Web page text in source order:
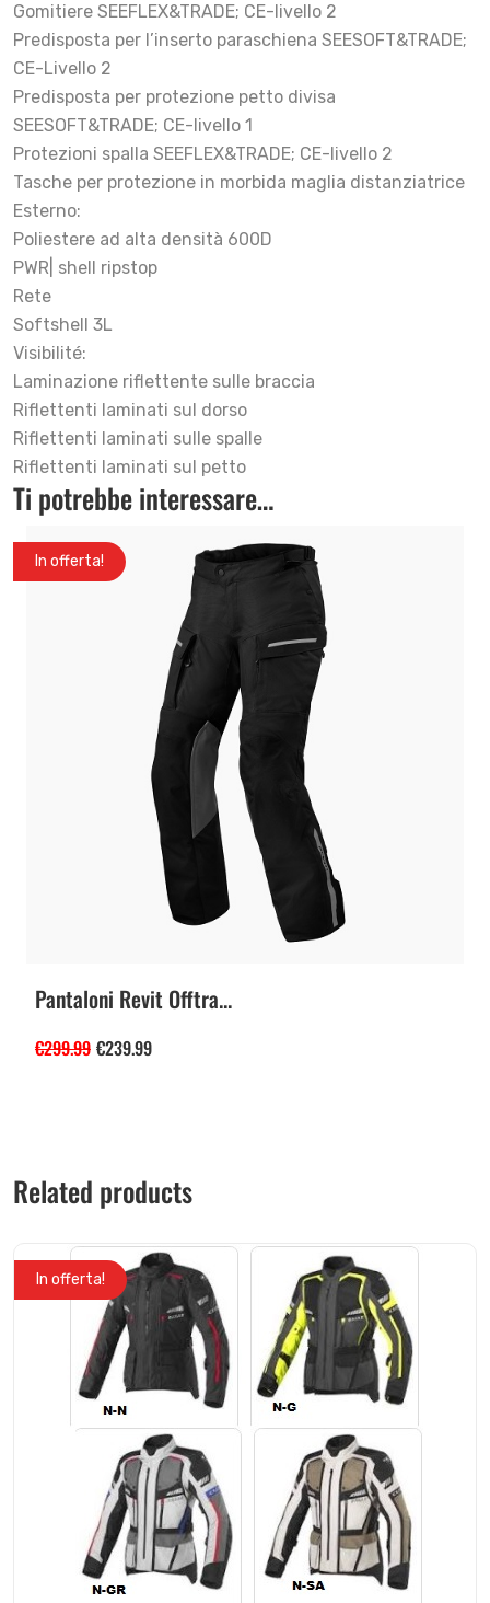
Gomitiere SEEFLEX&TRADE; CE-livello 2
Predisposta per l’inserto paraschiena SEESOFT&TRADE;
CE-Livello 2
Predisposta per protezione petto divisa
SEESOFT&TRADE; CE-livello 1
Protezioni spalla SEEFLEX&TRADE; CE-livello 2
Tasche per protezione in morbida maglia distanziatrice
Esterno:
Poliestere ad alta densità 600D
PWR| shell ripstop
Rete
Softshell 3L
Visibilité:
Laminazione riflettente sulle braccia
Riflettenti laminati sul dorso
Riflettenti laminati sulle spalle
Riflettenti laminati sul petto
Ti potrebbe interessare…
In offerta!
Pantaloni Revit Offtra...
€299.99 €239.99
Related products
In offerta!